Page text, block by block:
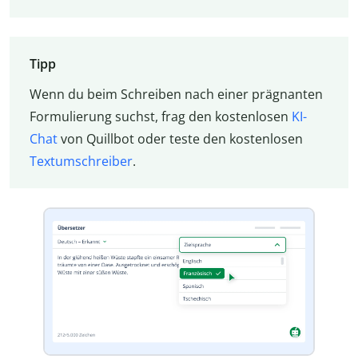
Tipp
Wenn du beim Schreiben nach einer prägnanten
Formulierung suchst, frag den kostenlosen KI-
Chatvon Quillbot oder teste den kostenlosen
Textumschreiber.